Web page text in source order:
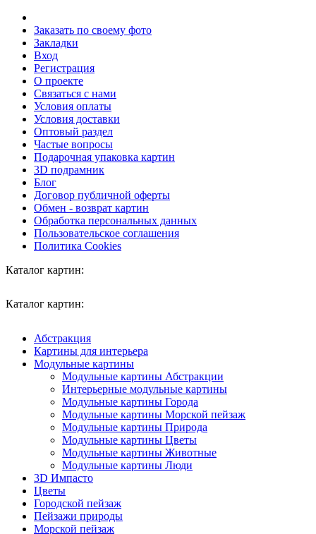
Заказать по своему фото
Закладки
Вход
Регистрация
О проекте
Связаться с нами
Условия оплаты
Условия доставки
Оптовый раздел
Частые вопросы
Подарочная упаковка картин
3D подрамник
Блог
Договор публичной оферты
Обмен - возврат картин
Обработка персональных данных
Пользовательское соглашения
Политика Cookies
Каталог картин:
Каталог картин:
Абстракция
Картины для интерьера
Модульные картины
Модульные картины Абстракции
Интерьерные модульные картины
Модульные картины Города
Модульные картины Морской пейзаж
Модульные картины Природа
Модульные картины Цветы
Модульные картины Животные
Модульные картины Люди
3D Импасто
Цветы
Городской пейзаж
Пейзажи природы
Морской пейзаж